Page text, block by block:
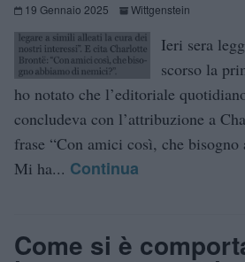
19 Gennaio 2025 Wittgenstein
Ieri sera
scorso la
ho notato che l’editoriale
concludeva con l’attribuzione a
frase “Con amici così, che
Mi ha... Continua
Come si è